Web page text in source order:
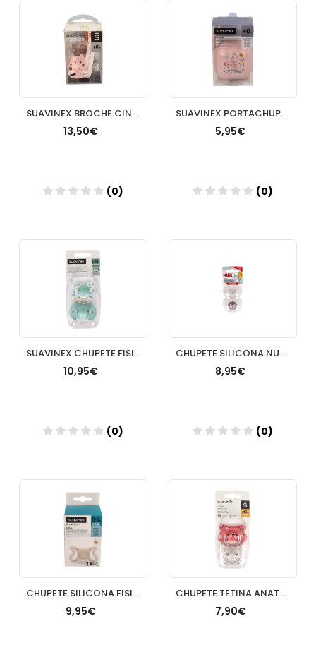
SUAVINEX BROCHE CINTA PREMIUM
13,50€
(0)
Añadir
SUAVINEX PORTACHUPETE CLASICO
5,95€
(0)
SUAVINEX CHUPETE FISIOLOGICO 618M SILICONA 2 UNI
10,95€
(0)
CHUPETE SILICONA NUK SPACE 0 6 MESES 2 UNIDADES
8,95€
(0)
CHUPETE SILICONA FISIOLOGICO SUAVINEX SX PRO ZEROZERO 0 6 MESES 1 UNIDAD
9,95€
CHUPETE TETINA ANATOMICA LATEX SUAVINEX FUSION +
7,90€